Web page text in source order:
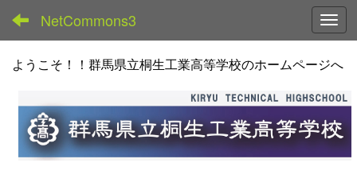
NetCommons3
ようこそ！！群馬県立桐生工業高等学校のホームページへ